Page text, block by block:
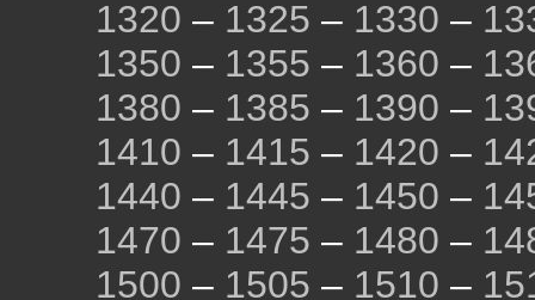
1320 – 1325 – 1330 –
1350 – 1355 – 1360 –
1380 – 1385 – 1390 –
1410 – 1415 – 1420 –
1440 – 1445 – 1450 –
1470 – 1475 – 1480 –
1500 – 1505 – 1510 –